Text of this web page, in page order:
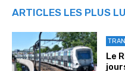
ARTICLES LES PLUS
Le